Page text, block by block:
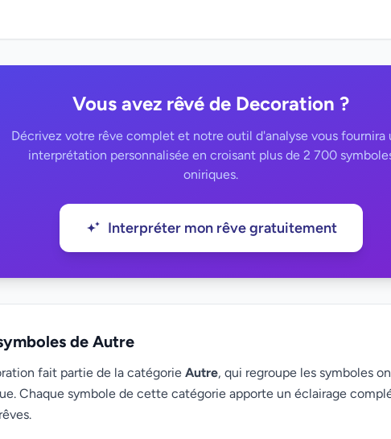
Vous avez rêvé de Decoration ?
Décrivez votre rêve complet et notre outil d'analyse vous fournira
interprétation personnalisée en croisant plus de 2 700
oniriques.
Interpréter mon rêve gratuitement
de Autre
fait partie de la catégorie Autre, qui regroupe les symboles
Chaque symbole de cette catégorie apporte un éclairage